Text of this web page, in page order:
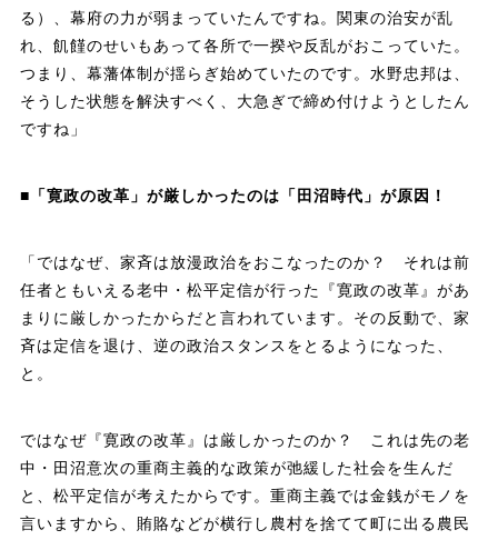
る）、幕府の力が弱まっていたんですね。関東の治安が乱
れ、飢饉のせいもあって各所で一揆や反乱がおこっていた。
つまり、幕藩体制が揺らぎ始めていたのです。水野忠邦は、
そうした状態を解決すべく、大急ぎで締め付けようとしたん
ですね」
■「寛政の改革」が厳しかったのは「田沼時代」が原因！
「ではなぜ、家斉は放漫政治をおこなったのか？ それは前
任者ともいえる老中・松平定信が行った『寛政の改革』があ
まりに厳しかったからだと言われています。その反動で、家
斉は定信を退け、逆の政治スタンスをとるようになった、
と。
ではなぜ『寛政の改革』は厳しかったのか？ これは先の老
中・田沼意次の重商主義的な政策が弛緩した社会を生んだ
と、松平定信が考えたからです。重商主義では金銭がモノを
言いますから、賄賂などが横行し農村を捨てて町に出る農民